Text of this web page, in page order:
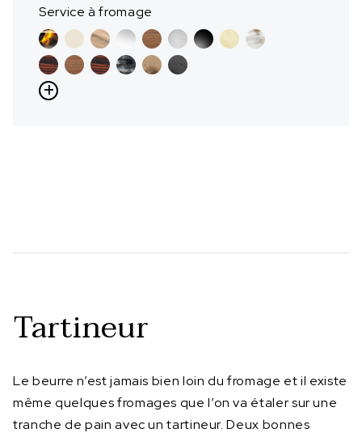
Service à fromage
Tartineur
Le beurre n’est jamais bien loin du fromage et il existe
même quelques fromages que l’on va étaler sur une
tranche de pain avec un tartineur. Deux bonnes